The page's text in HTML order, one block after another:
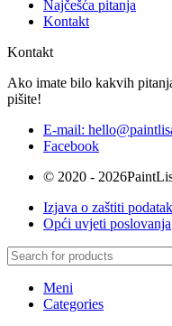
Najčešća pitanja
Kontakt
Kontakt
Ako imate bilo kakvih
pišite!
E-mail:
Facebook
© 2020 -
Izjava o zaštiti
Opći uvjeti poslovanja
Meni
Categories